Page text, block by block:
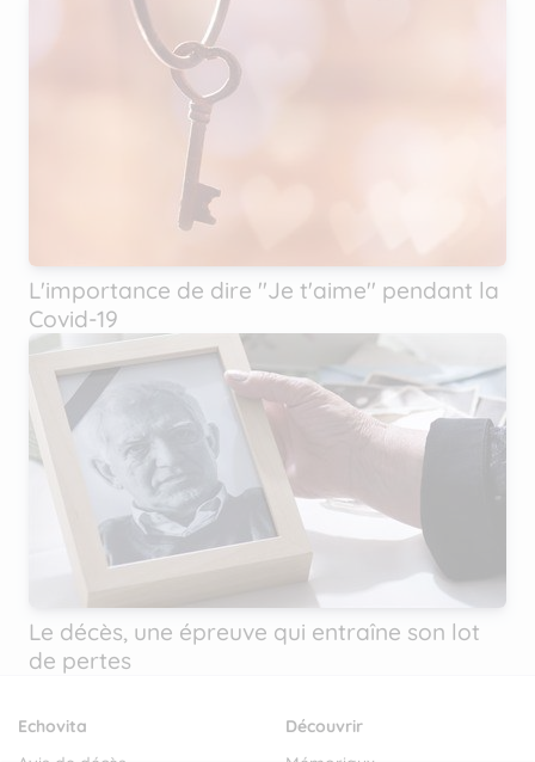
L'importance de dire ''Je t'aime'' pendant la
Covid-19
Le décès, une épreuve qui entraîne son lot
de pertes
Echovita
Découvrir